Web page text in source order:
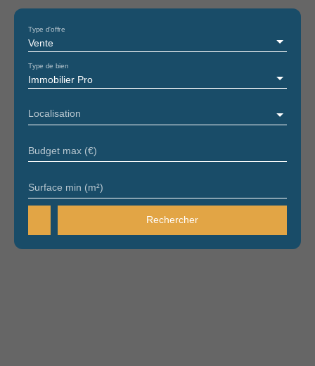
Vente
Type d'offre
Immobilier Pro
Type de bien
Localisation
Budget max (€)
Surface min (m²)
Rechercher